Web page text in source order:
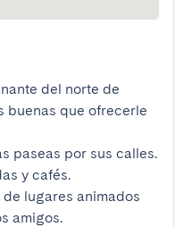
del norte de
buenas que ofrecerle
paseas por sus calles.
y cafés.
lugares animados
amigos.